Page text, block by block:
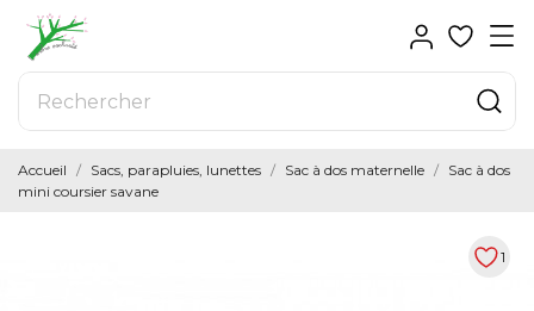
Accueil Sacs, parapluies, lunettes Sac à dos maternelle
Sac à dos
mini coursier savane
1